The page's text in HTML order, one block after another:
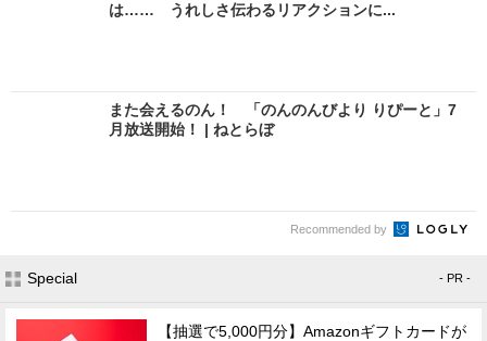
は…… うれしさ伝わるリアクションに...
また会えるのん！ 「のんのんびより りぴーと」7
月放送開始！ | ねとらぼ
Recommended by
Special - PR -
【抽選で5,000円分】Amazonギフトカードが